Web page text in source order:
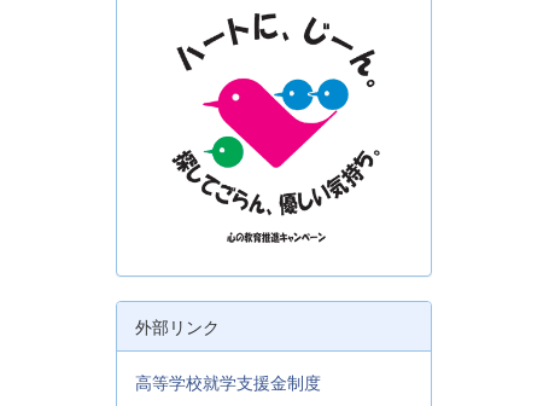
外部リンク
高等学校就学支援金制度